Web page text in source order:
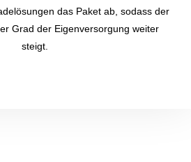
das Paket ab, sodass der
Grad der Eigenversorgung weiter
steigt.